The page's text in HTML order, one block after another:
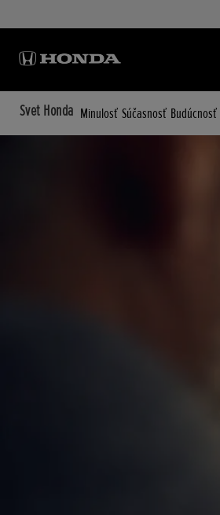
Svet Honda Minulosť Súčasnosť Budúcnosť